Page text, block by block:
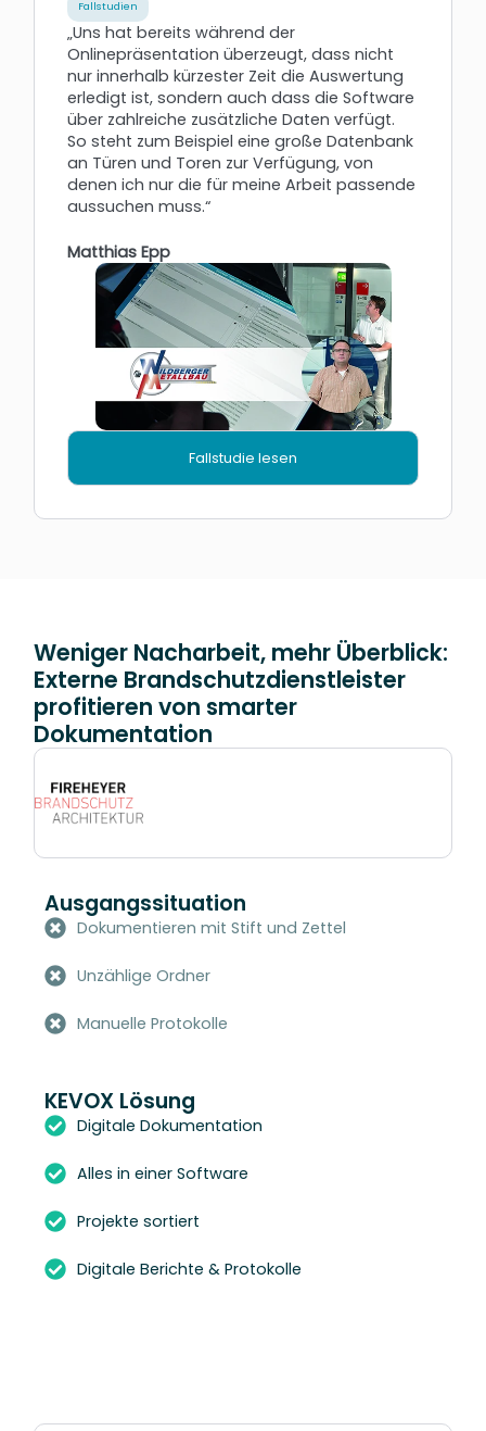
Fallstudien
„Uns hat bereits während der
Onlinepräsentation überzeugt, dass nicht
nur innerhalb kürzester Zeit die Auswertung
erledigt ist, sondern auch dass die Software
über zahlreiche zusätzliche Daten verfügt.
So steht zum Beispiel eine große Datenbank
an Türen und Toren zur Verfügung, von
denen ich nur die für meine Arbeit passende
aussuchen muss.“
Matthias Epp
Fallstudie lesen
Weniger Nacharbeit, mehr Überblick:
Externe Brandschutzdienstleister
profitieren von smarter
Dokumentation
Ausgangssituation
Dokumentieren mit Stift und Zettel
Unzählige Ordner
Manuelle Protokolle
KEVOX Lösung
Digitale Dokumentation
Alles in einer Software
Projekte sortiert
Digitale Berichte & Protokolle